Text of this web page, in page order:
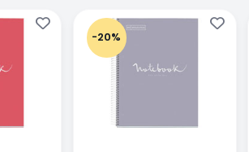
-20%